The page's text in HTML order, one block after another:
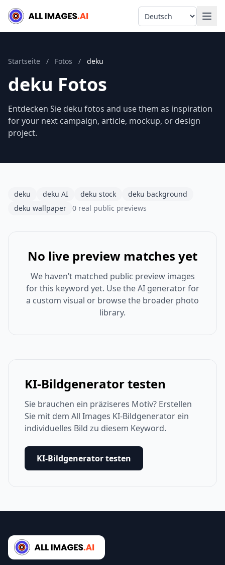
Language
Startseite / Fotos / deku
deku Fotos
Entdecken Sie deku fotos and use them as inspiration
for your next campaign, article, mockup, or design
project.
deku deku AI deku stock
deku background
deku wallpaper
0 real public previews
No live preview matches yet
We haven’t matched public preview images
for this keyword yet. Use the AI generator for
a custom visual or browse the broader photo
library.
KI-Bildgenerator testen
Sie brauchen ein präziseres Motiv? Erstellen
Sie mit dem All Images KI-Bildgenerator ein
individuelles Bild zu diesem Keyword.
KI-Bildgenerator testen